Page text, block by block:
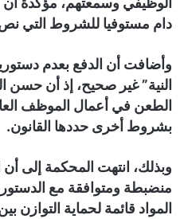
دام مستوفيا للشروط التي نص
وأضافت أن الدفع بعدم
النية” غير صحيح، إذ أن حسن
الطعن في أعمال الموظف
بشروط أخرى حددها القانون.
وبذلك، انتهت المحكمة إلى
منضبطة ومتوافقة مع
المواد قائمة لحماية التوازن